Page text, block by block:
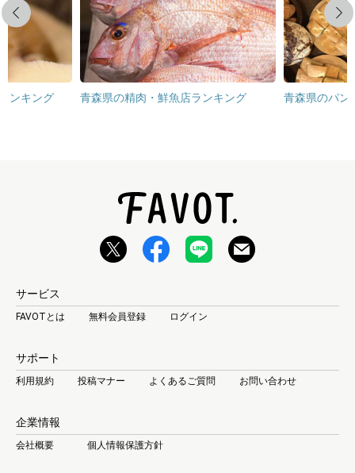
Previous
ンキング 青森県の精肉・鮮魚店ランキング 青森県のパン
Next
サービス
FAVOTとは 無料会員登録 ログイン
サポート
利用規約 投稿マナー よくあるご質問 お問い合わせ
企業情報
会社概要 個人情報保護方針